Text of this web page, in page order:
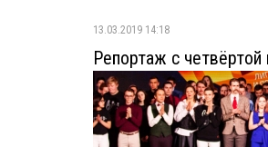
13.03.2019 14:18
Репортаж с